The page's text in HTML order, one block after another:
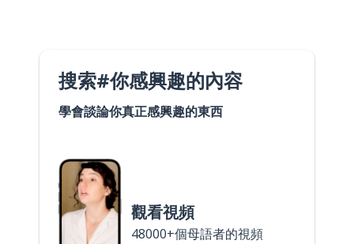
搜索#你感興趣的內容
學會談論你真正感興趣的東西
觀看視頻
48000+個母語者的視頻